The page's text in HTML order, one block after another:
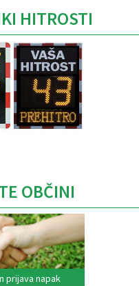
HITROSTI
OBČINI
prijava napak